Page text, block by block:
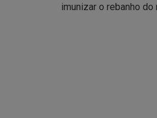
imunizar o rebanho